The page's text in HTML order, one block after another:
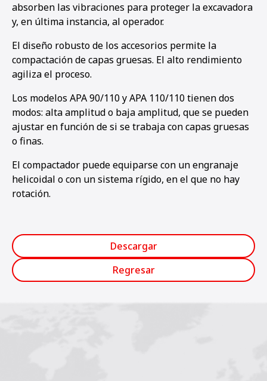
absorben las vibraciones para proteger la excavadora
y, en última instancia, al operador.
El diseño robusto de los accesorios permite la
compactación de capas gruesas. El alto rendimiento
agiliza el proceso.
Los modelos APA 90/110 y APA 110/110 tienen dos
modos: alta amplitud o baja amplitud, que se pueden
ajustar en función de si se trabaja con capas gruesas
o finas.
El compactador puede equiparse con un engranaje
helicoidal o con un sistema rígido, en el que no hay
rotación.
Descargar
Regresar